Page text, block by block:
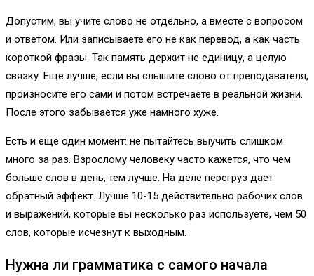
Допустим, вы учите слово не отдельно, а вместе с вопросом
и ответом. Или записываете его не как перевод, а как часть
короткой фразы. Так память держит не единицу, а целую
связку. Еще лучше, если вы слышите слово от преподавателя,
произносите его сами и потом встречаете в реальной жизни.
После этого забывается уже намного хуже.
Есть и еще один момент: не пытайтесь выучить слишком
много за раз. Взрослому человеку часто кажется, что чем
больше слов в день, тем лучше. На деле перегруз дает
обратный эффект. Лучше 10-15 действительно рабочих слов
и выражений, которые вы несколько раз используете, чем 50
слов, которые исчезнут к выходным.
Нужна ли грамматика с самого начала